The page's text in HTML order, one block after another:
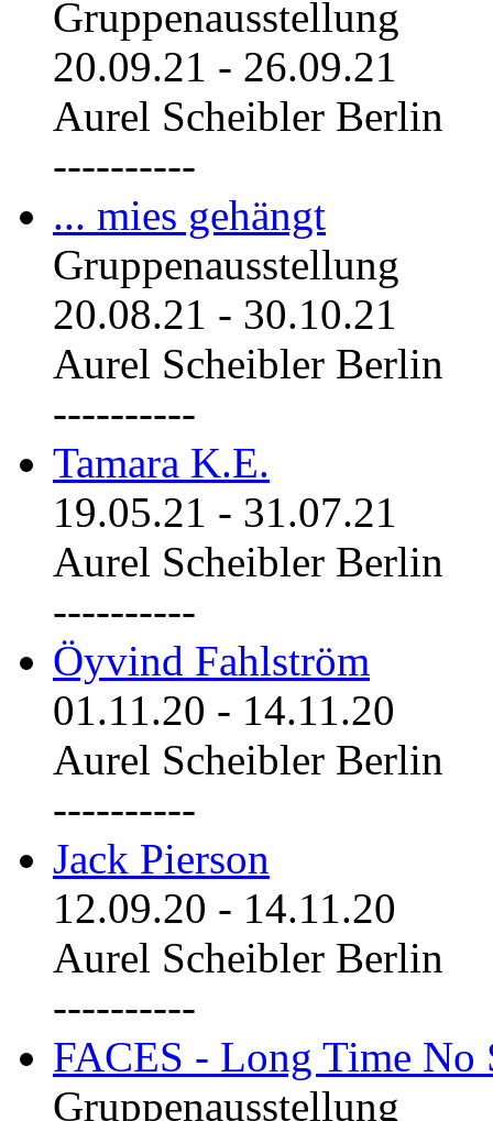
Gruppenausstellung
20.09.21 - 26.09.21
Aurel Scheibler Berlin
----------
... mies gehängt
Gruppenausstellung
20.08.21 - 30.10.21
Aurel Scheibler Berlin
----------
Tamara K.E.
19.05.21 - 31.07.21
Aurel Scheibler Berlin
----------
Öyvind Fahlström
01.11.20 - 14.11.20
Aurel Scheibler Berlin
----------
Jack Pierson
12.09.20 - 14.11.20
Aurel Scheibler Berlin
----------
FACES - Long Time No
Gruppenausstellung